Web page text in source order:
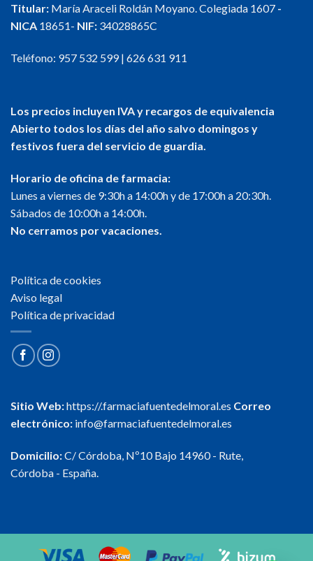
Titular: María Araceli Roldán Moyano. Colegiada 1607 -
NICA 18651- NIF: 34028865C
Teléfono: 957 532 599| 626 631 911
Los precios incluyen IVA y recargos de equivalencia
Abierto todos los días del año salvo domingos y
festivos fuera del servicio de guardia.
Horario de oficina de farmacia:
Lunes a viernes de 9:30h a 14:00h y de 17:00h a 20:30h.
Sábados de 10:00h a 14:00h.
No cerramos por vacaciones.
Política de cookies
Aviso legal
Política de privacidad
Sitio Web:https://.farmaciafuentedelmoral.es Correo
electrónico: info@farmaciafuentedelmoral.es
Domicilio:C/ Córdoba, Nº10 Bajo 14960 - Rute,
Córdoba - España.